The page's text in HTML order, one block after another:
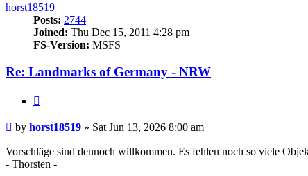
horst18519
Posts: 2744
Joined: Thu Dec 15, 2011 4:28 pm
FS-Version: MSFS
Re: Landmarks of Germany - NRW
Post
by horst18519 » Sat Jun 13, 2026 8:00 am
Vorschläge sind dennoch willkommen. Es fehlen noch so viele
- Thorsten -